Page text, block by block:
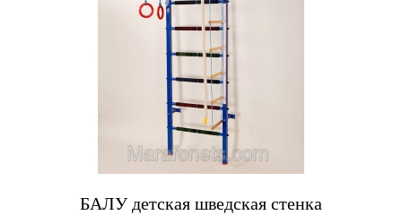
БАЛУ детская шведская стенка